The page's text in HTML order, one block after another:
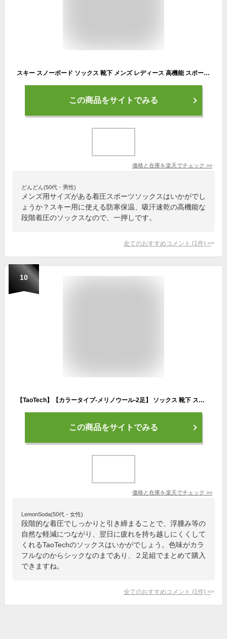
スキー スノーボード ソックス 靴下 メンズ レディース 高機能 スポーツソックス S-SOXPRO エスソックスプロ 吸汗 速乾 消臭 透湿 防寒 保温 段階着圧 衝撃緩和
この商品をサイトでみる
価格と在庫を楽天でチェック >>
どんどん(50代・男性)
メンズ用サイズがある着圧スポーツソックスはいかがでし
ょうか？スキー用に使える防寒保温、吸汗速乾の高機能な
段階着圧のソックスなので、一押しです。
全てのおすすめコメント (1 件) >
10
【TaoTech】【カラータイプ-メリノウール-2足】 ソックス 靴下 スノーボード アウトドア スポーツ ソックス レディース メンズ スキー サッカー 脱げない 洗える ストレッチ 暖かい 春 秋 冬 厚手 かわいい 段階 着圧 あったか ハイソックス 保温 送料無料
この商品をサイトでみる
価格と在庫を楽天でチェック >>
LemonSoda(50代・女性)
段階的な着圧でしっかりと引き締まることで、浮腫み等の
自然な軽減につながり、翌日に疲れを持ち越しにくくして
くれるTaoTechのソックスはいかがでしょう。色味がカラ
フルなのからシックなのまであり、２足組でまとめて購入
できますね。
全てのおすすめコメント (1 件) >